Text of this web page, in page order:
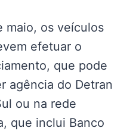
maio, os veículos
efetuar o
que pode
agência do Detran
ou na rede
que inclui Banco